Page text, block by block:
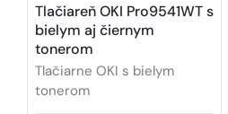
Tlačiareň OKI Pro9541WT s
bielym aj čiernym
tonerom
Tlačiarne OKI s bielym
tonerom